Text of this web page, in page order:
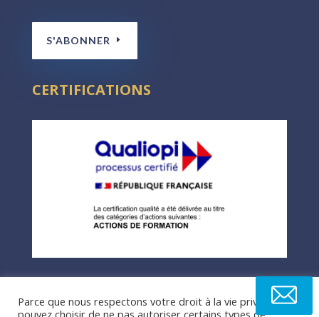
S'ABONNER
CERTIFICATIONS
Parce que nous respectons votre droit à la vie privée, vous
pouvez choisir de ne pas autoriser certains types de